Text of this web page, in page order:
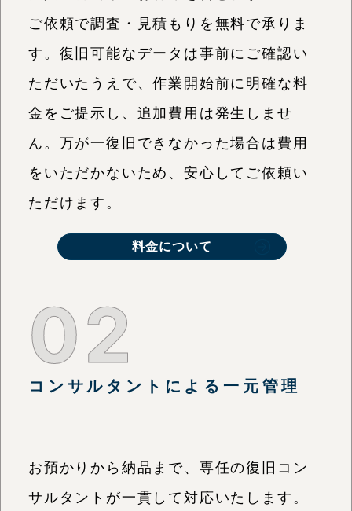
ご依頼で調査・見積もりを無料で承りま
す。復旧可能なデータは事前にご確認い
ただいたうえで、作業開始前に明確な料
金をご提示し、追加費用は発生しませ
ん。万が一復旧できなかった場合は費用
をいただかないため、安心してご依頼い
ただけます。
料金について
02
コンサルタントによる一元管理
お預かりから納品まで、専任の復旧コン
サルタントが一貫して対応いたします。